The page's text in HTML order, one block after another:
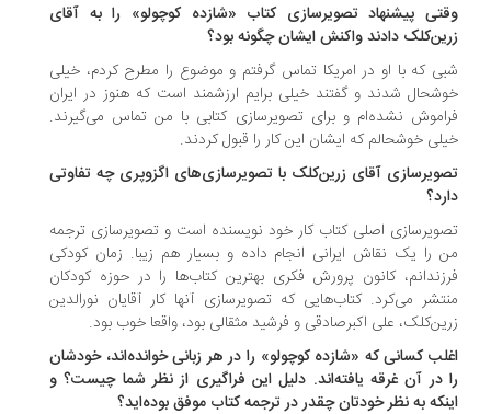
پیشنهاد تصویرسازی کتاب «شازده کوچولو» را به آقای
دادند واکنش ایشان چگونه بود؟
که با او در امریکا تماس گرفتم و موضوع را مطرح کردم، خیلی
شدند و گفتند خیلی برایم ارزشمند است که هنوز در ایران
نشده‌ام و برای تصویرسازی کتابی با من تماس می‌گیرند.
خوشحالم که‌ ایشان این کار را قبول کردند.
آقای زرین‌کلک با تصویرسازی‌های اگزوپری چه تفاوتی
اصلی کتاب کار خود نویسنده است و تصویرسازی ترجمه
را یک نقاش ایرانی انجام داده و بسیار هم زیبا. زمان کودکی
کانون پرورش فکری بهترین کتاب‌ها را در حوزه کودکان
می‌کرد. کتاب‌هایی که تصویرسازی آنها کار آقایان نورالدین
علی اکبر‌صادقی و فرشید مثقالی بود، واقعا خوب بود.
کسانی که «شازده کوچولو» را در هر زبانی خوانده‌اند، خودشان
در آن غرقه یافته‌اند. دلیل این فراگیری از نظر شما چیست؟ و
به نظر خودتان چقدر در ترجمه کتاب موفق بوده‌اید؟